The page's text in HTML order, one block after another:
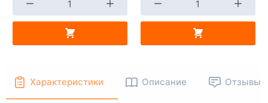
Характеристики Описание Отзывы